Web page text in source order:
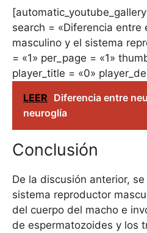
search = «Diferencia
masculino y el sistema
= «1» per_page = «1»
player_title = «0»
LEER Diferencia entre
neuroglía
Conclusión
De la discusión anterior,
sistema reproductor
del cuerpo del macho e
de espermatozoides y los